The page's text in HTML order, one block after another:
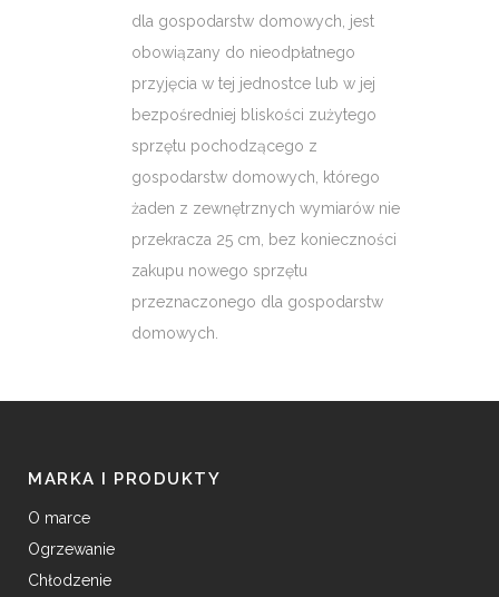
dla gospodarstw domowych, jest
obowiązany do nieodpłatnego
przyjęcia w tej jednostce lub w jej
bezpośredniej bliskości zużytego
sprzętu pochodzącego z
gospodarstw domowych, którego
żaden z zewnętrznych wymiarów nie
przekracza 25 cm, bez konieczności
zakupu nowego sprzętu
przeznaczonego dla gospodarstw
domowych.
MARKA I PRODUKTY
O marce
Ogrzewanie
Chłodzenie